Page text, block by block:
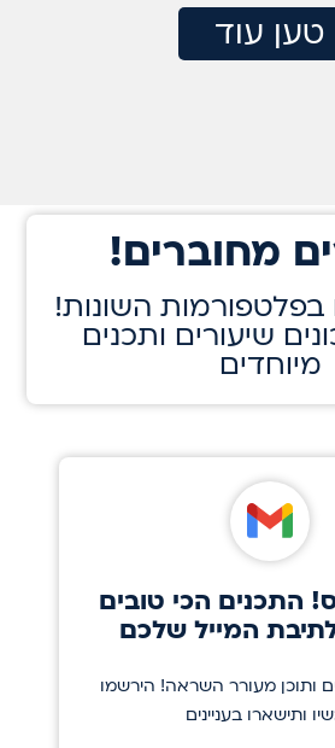
טען עוד
מחוברים
!עקבו אחרינו בפלטפורמות השונות
שיעורים ותכנים
מיוחדים
התכנים הכי טובים
המייל שלכם
ותוכן מעורר השראה! הירשמו
ותישארו בעניינים